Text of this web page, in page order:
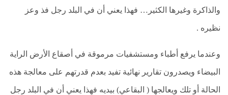
والذاكرة وغيرها الكثير… فهذا يعني أن في البلد رجل فذ وعز
نظيره .
وعندما يرفع أطباء ومستشفيات مرموقة في أصقاع الأرض الراية
البيضاء ويصدرون تقارير نهائية تفيد بعدم قدرتهم على معالجة هذه
الحالة أو تلك ويعالجها ( البقاعي) بيديه فهذا يعني أن في البلد رجل